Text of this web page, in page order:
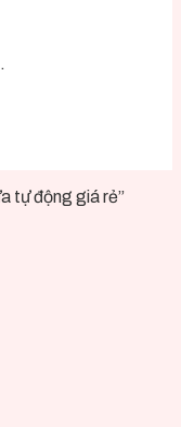
tự động giá rẻ”